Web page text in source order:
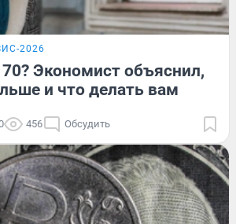
2026
Экономист объяснил,
и что делать вам
456 Обсудить